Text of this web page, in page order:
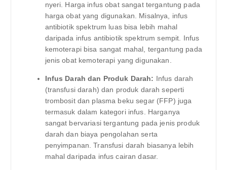
nyeri. Harga infus obat sangat tergantung pada
harga obat yang digunakan. Misalnya, infus
antibiotik spektrum luas bisa lebih mahal
daripada infus antibiotik spektrum sempit. Infus
kemoterapi bisa sangat mahal, tergantung pada
jenis obat kemoterapi yang digunakan.
Infus Darah dan Produk Darah: Infus darah
(transfusi darah) dan produk darah seperti
trombosit dan plasma beku segar (FFP) juga
termasuk dalam kategori infus. Harganya
sangat bervariasi tergantung pada jenis produk
darah dan biaya pengolahan serta
penyimpanan. Transfusi darah biasanya lebih
mahal daripada infus cairan dasar.